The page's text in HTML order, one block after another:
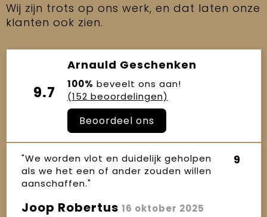
Wij zijn trots op ons werk, en dat laten onze
klanten ook zien.
9.7
Arnauld Geschenken
100% beveelt ons aan!
(152 beoordelingen)
Beoordeel ons
"We worden vlot en duidelijk geholpen
als we het een of ander zouden willen
aanschaffen."
9
Joop Robertus 16 oktober 2025